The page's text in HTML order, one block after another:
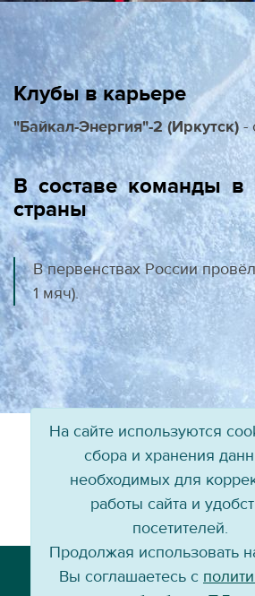
Клубы в карьере
"Байкал-Энергия"-2 (Иркутск)-
В составе команды в
страны
В первенствах России
1 мяч).
Телефон: +7 (3952) 79-
info@baikal-
На сайте используются
сбора и хранения
необходимых для
работы сайта и
посетителей.
Продолжая использовать
Вы соглашаетесь с